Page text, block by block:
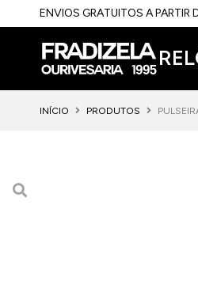
ENVIOS GRATUITOS A PARTIR
INÍCIO PRODUTOS